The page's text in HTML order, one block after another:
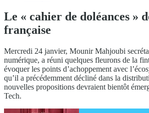
Le « cahier de doléances »
française
Mercredi 24 janvier, Mounir Mahjoubi
numérique, a réuni quelques fleurons de la
évoquer les points d’achoppement avec
qu’il a précédemment décliné dans la
nouvelles propositions devraient bientôt
Tech.